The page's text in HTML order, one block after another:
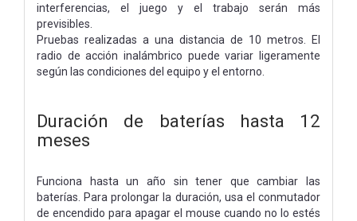
interferencias, el juego y el trabajo serán más
previsibles.
Pruebas realizadas a una distancia de 10 metros. El
radio de acción inalámbrico puede variar ligeramente
según las condiciones del equipo y el entorno.
Duración de baterías hasta 12
meses
Funciona hasta un año sin tener que cambiar las
baterías. Para prolongar la duración, usa el conmutador
de encendido para apagar el mouse cuando no lo estés